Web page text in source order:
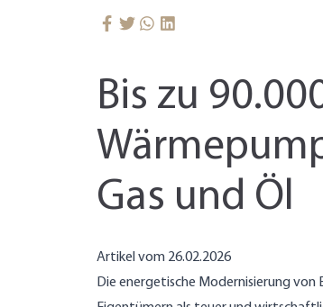
Bis zu
Gas und Öl
Artikel vom 26.02.2026
Die energetische Modernisierung von